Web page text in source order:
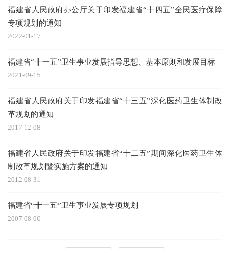
福建省人民政府办公厅关于印发福建省“十四五”全民医疗保障
专项规划的通知
2022-01-17
福建省“十一五”卫生事业发展指导思想、基本原则和发展目标
2021-09-15
福建省人民政府关于印发福建省“十三五”深化医药卫生体制改
革规划的通知
2017-12-08
福建省人民政府关于印发福建省“十二五”期间深化医药卫生体
制改革规划暨实施方案的通知
2012-08-31
福建省“十一五”卫生事业发展专项规划
2007-08-06